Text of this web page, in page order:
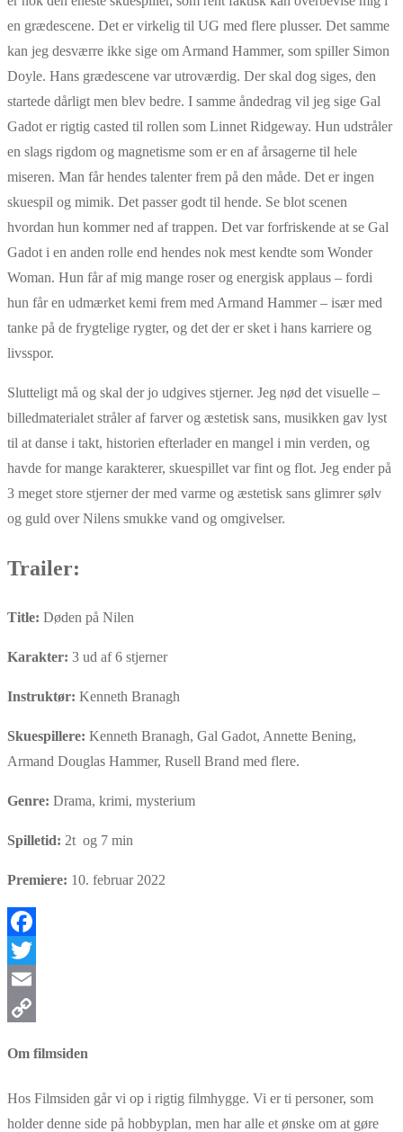
en grædescene. Det er virkelig til UG med flere plusser. Det samme
kan jeg desværre ikke sige om Armand Hammer, som spiller Simon
Doyle. Hans grædescene var utroværdig. Der skal dog siges, den
startede dårligt men blev bedre. I samme åndedrag vil jeg sige Gal
Gadot er rigtig casted til rollen som Linnet Ridgeway. Hun udstråler
en slags rigdom og magnetisme som er en af årsagerne til hele
miseren. Man får hendes talenter frem på den måde. Det er ingen
skuespil og mimik. Det passer godt til hende. Se blot scenen
hvordan hun kommer ned af trappen. Det var forfriskende at se Gal
Gadot i en anden rolle end hendes nok mest kendte som Wonder
Woman. Hun får af mig mange roser og energisk applaus – fordi
hun får en udmærket kemi frem med Armand Hammer – især med
tanke på de frygtelige rygter, og det der er sket i hans karriere og
livsspor.
Slutteligt må og skal der jo udgives stjerner. Jeg nød det visuelle –
billedmaterialet stråler af farver og æstetisk sans, musikken gav lyst
til at danse i takt, historien efterlader en mangel i min verden, og
havde for mange karakterer, skuespillet var fint og flot. Jeg ender på
3 meget store stjerner der med varme og æstetisk sans glimrer sølv
og guld over Nilens smukke vand og omgivelser.
Trailer:
Title: Døden på Nilen
Karakter: 3 ud af 6 stjerner
Instruktør: Kenneth Branagh
Skuespillere: Kenneth Branagh, Gal Gadot, Annette Bening,
Armand Douglas Hammer, Rusell Brand med flere.
Genre: Drama, krimi, mysterium
Spilletid: 2t og 7 min
Premiere: 10. februar 2022
Facebook
Twitter
Email
Om filmsiden
Hos Filmsiden går vi op i rigtig filmhygge. Vi er ti personer, som
holder denne side på hobbyplan, men har alle et ønske om at gøre